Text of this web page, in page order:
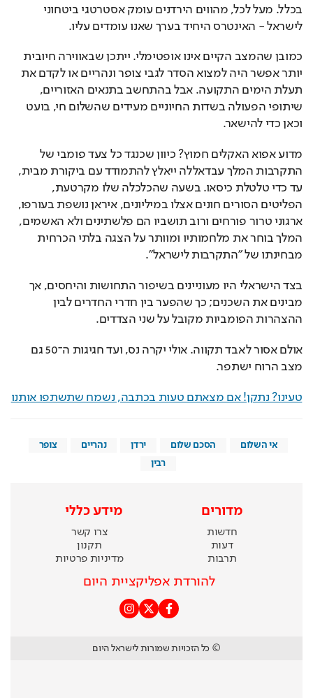
בכלל. מעל לכל, מהווים הירדנים עומק אסטרטגי ביטחוני
לישראל - האינטרס היחיד בערך שאנו עומדים עליו.
כמובן שהמצב הקיים אינו אופטימלי. ייתכן שבאווירה חיובית
יותר אפשר היה למצוא הסדר לגבי צופר ונהריים או לקדם את
תעלת הימים התקועה. אבל בהתחשב בתנאים האזוריים,
שיתופי הפעולה בשדות החיוניים מעידים שהשלום חי, בועט
וכאן כדי להישאר.
מדוע אפוא האקלים חמוץ? כיוון שכנגד כל צעד פומבי של
התקרבות המלך עבדאללה ייאלץ להתמודד עם ביקורת מבית,
עד כדי טלטלת כיסאו. בשעה שהכלכלה שלו מקרטעת,
הפליטים הסורים חונים אצלו במיליונים, איראן נושפת בעורפו,
ארגוני טרור פורחים ורוב תושביו הם פלשתינים ולא האשמים,
המלך בוחר את מלחמותיו ומוותר על הצגה בלתי הכרחית
מבחינתו של "התקרבות לישראל".
בצד הישראלי היו מעוניינים בשיפור התחושות והיחסים, אך
מבינים את השכנים; כך שהפער בין חדרי החדרים לבין
ההצהרות הפומביות מקובל על שני הצדדים.
אולם אסור לאבד תקווה. אולי יקרה נס, ועד חגיגות ה־50 גם
מצב הרוח ישתפר.
טעינו? נתקן! אם מצאתם טעות בכתבה, נשמח שתשתפו אותנו
אי השלום הסכם שלום ירדן נהריים
צופר
רבין
מדורים
חדשות
דעות
תרבות
מידע כללי
צרו קשר
תקנון
מדיניות פרטיות
להורדת אפליקציית היום
© כל הזכויות שמורות לישראל היום